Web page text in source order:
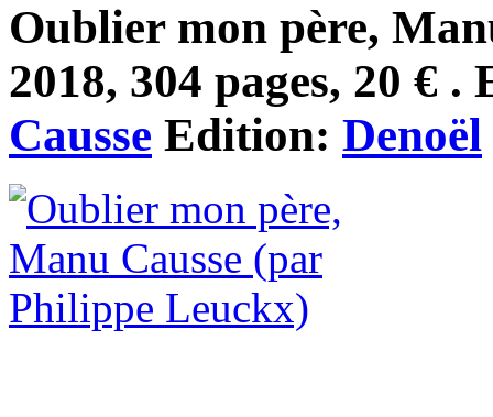
Oublier mon père,
2018, 304 pages, 20 €
Causse Edition: Denoël